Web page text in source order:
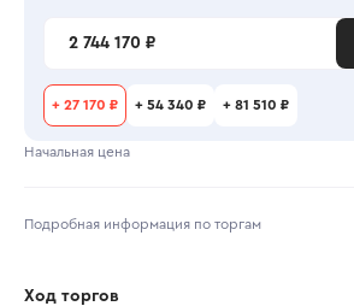
2 744 170 ₽
+ 27 170 ₽ + 54 340 ₽ + 81 510 ₽
Начальная цена
Подробная информация по торгам
Ход торгов